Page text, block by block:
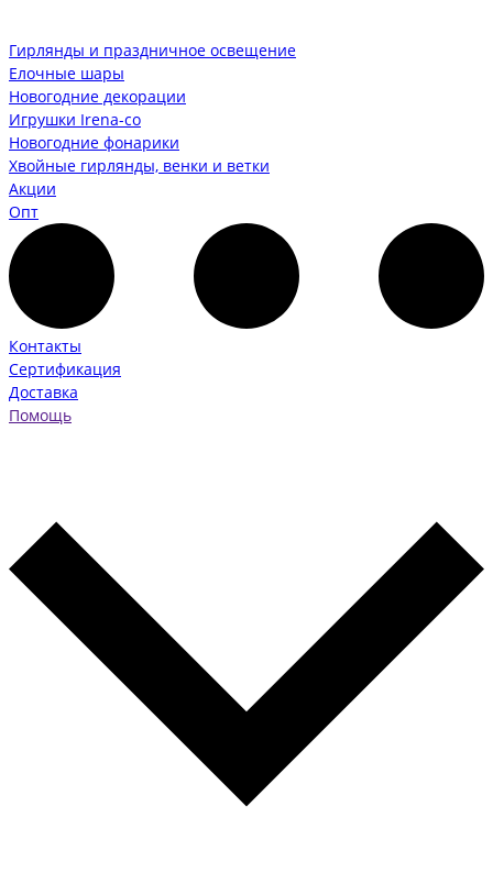
Гирлянды и праздничное освещение
Елочные шары
Новогодние декорации
Игрушки Irena-co
Новогодние фонарики
Хвойные гирлянды, венки и ветки
Акции
Опт
Контакты
Сертификация
Доставка
Помощь